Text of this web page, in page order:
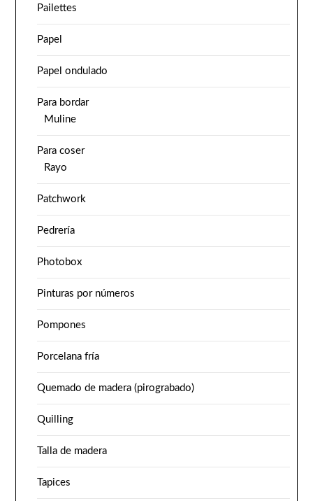
Pailettes
Papel
Papel ondulado
Para bordar
Muline
Para coser
Rayo
Patchwork
Pedrería
Photobox
Pinturas por números
Pompones
Porcelana fría
Quemado de madera (pirograbado)
Quilling
Talla de madera
Tapices